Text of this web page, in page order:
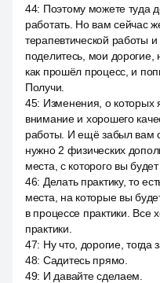
44: Поэтому можете туда
работать. Но вам сейчас
терапевтической работы
поделитесь, мои дорогие,
как прошёл процесс, и
Получи.
45: Изменения, о которых
внимание и хорошего
работы. И ещё забыл вам
нужно 2 физических
места, с которого вы будет
46: Делать практику, то
места, на которые вы
в процессе практики. Все
практики.
47: Ну что, дорогие, тогда
48: Садитесь прямо.
49: И давайте сделаем.